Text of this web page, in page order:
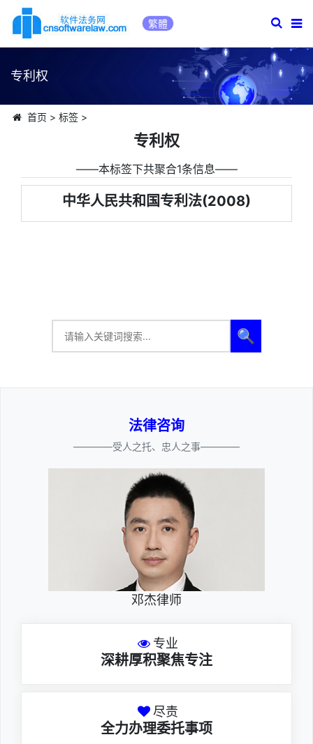
繁體
专利权
首页 > 标签>
专利权
――本标签下共聚合1条信息――
中华人民共和国专利法(2008)
🔍
法律咨询
————受人之托、忠人之事————
邓杰律师
专业
深耕厚积聚焦专注
尽责
全力办理委托事项